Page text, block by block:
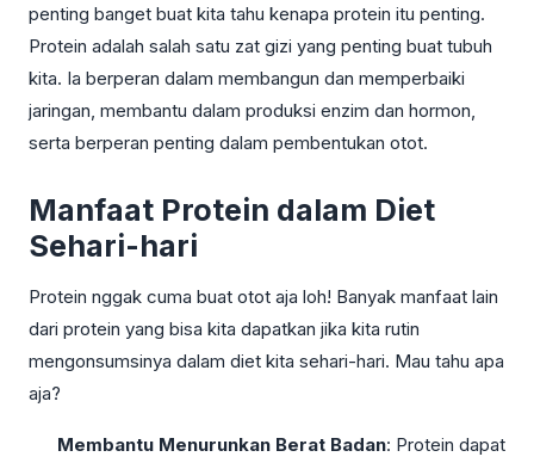
penting banget buat kita tahu kenapa protein itu penting.
Protein adalah salah satu zat gizi yang penting buat tubuh
kita. Ia berperan dalam membangun dan memperbaiki
jaringan, membantu dalam produksi enzim dan hormon,
serta berperan penting dalam pembentukan otot.
Manfaat Protein dalam Diet
Sehari-hari
Protein nggak cuma buat otot aja loh! Banyak manfaat lain
dari protein yang bisa kita dapatkan jika kita rutin
mengonsumsinya dalam diet kita sehari-hari. Mau tahu apa
aja?
Membantu Menurunkan Berat Badan: Protein dapat